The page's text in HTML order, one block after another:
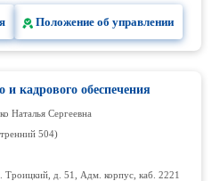
Положение об управлении
и кадрового обеспечения
Наталья Сергеевна
504)
Троицкий, д. 51, Адм. корпус, каб. 2221